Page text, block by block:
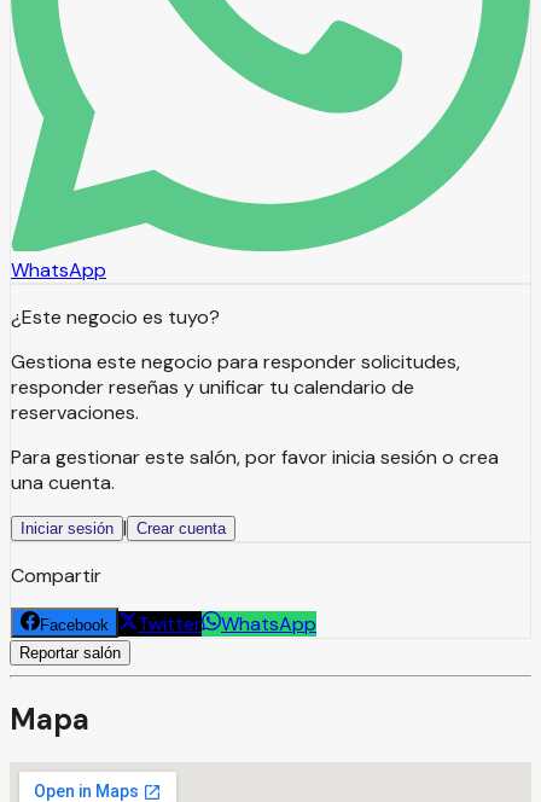
WhatsApp
¿Este negocio es tuyo?
Gestiona este negocio para responder solicitudes,
responder reseñas y unificar tu calendario de
reservaciones.
Para gestionar este salón, por favor inicia sesión o crea
una cuenta.
Iniciar sesión | Crear cuenta
Compartir
Facebook Twitter WhatsApp
Reportar salón
Mapa